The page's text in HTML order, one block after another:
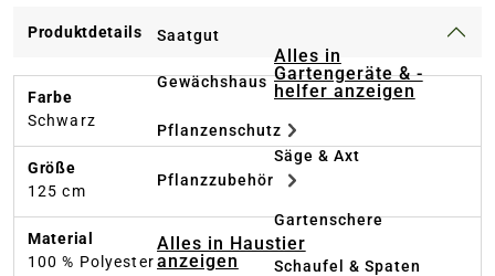
Saatgut
Gewächshaus
Pflanzenschutz
Pflanzzubehör
Alles in Haustier
anzeigen
Alles in
Gartengeräte & -
helfer anzeigen
Säge & Axt
Gartenschere
Schaufel & Spaten
Produktdetails
Farbe
Schwarz
Größe
125 cm
Material
100 % Polyester